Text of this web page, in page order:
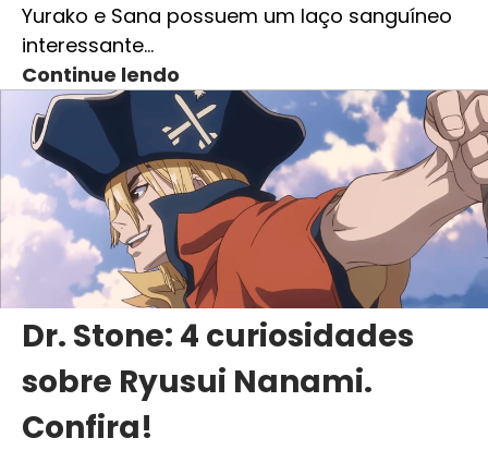
Yurako e Sana possuem um laço sanguíneo
interessante…
Continue lendo
Dr. Stone: 4 curiosidades
sobre Ryusui Nanami.
Confira!